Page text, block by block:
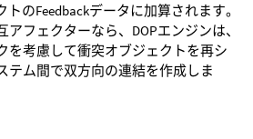
のFeedbackデータに加算されます。
フェクターなら、DOPエンジンは、
を考慮して衝突オブジェクトを再シ
テム間で双方向の連結を作成しま